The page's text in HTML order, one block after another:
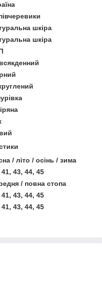
шкіра
шкіра
/ літо / осінь / зима
41, 43, 44, 45
/ повна стопа
41, 43, 44, 45
41, 43, 44, 45